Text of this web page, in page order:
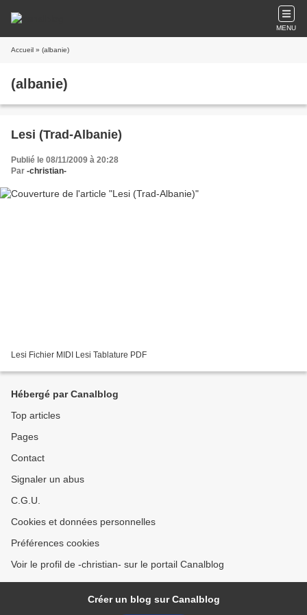
MENU
Accueil » (albanie)
(albanie)
Lesi (Trad-Albanie)
Publié le 08/11/2009 à 20:28
Par -christian-
Lesi Fichier MIDI Lesi Tablature PDF
Hébergé par Canalblog
Top articles
Pages
Contact
Signaler un abus
C.G.U.
Cookies et données personnelles
Préférences cookies
Voir le profil de -christian- sur le portail Canalblog
Créer un blog sur Canalblog